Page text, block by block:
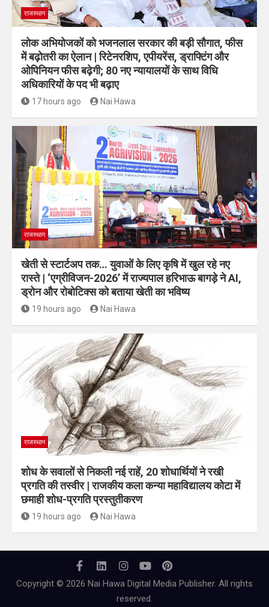
राजस्थान
लोक अभियोजकों को भजनलाल सरकार की बड़ी सौगात, फीस
में बढ़ोतरी का ऐलान | रिटेनरशिप, एपीयरेंस, ड्राफ्टिंग और
ओपिनियन फीस बढ़ेगी; 80 नए न्यायालयों के साथ विधि
अधिकारियों के पद भी बढ़ाए
17 hours ago Nai Hawa
राजस्थान
खेती से स्टार्टअप तक… युवाओं के लिए कृषि में खुल रहे नए
रास्ते | ‘एग्रीविजन-2026’ में राज्यपाल हरिभाऊ बागड़े ने AI,
ड्रोन और रोबोटिक्स को बताया खेती का भविष्य
19 hours ago Nai Hawa
राजस्थान
शोध के सवालों से निकली नई राहें, 20 शोधार्थियों ने रखी
प्रगति की तस्वीर | राजकीय कला कन्या महाविद्यालय कोटा में
छमाही शोध-प्रगति प्रस्तुतीकरण
19 hours ago Nai Hawa
Copyright © 2026 Nai Hawa Digital Media Publisher. All rights
reserved.